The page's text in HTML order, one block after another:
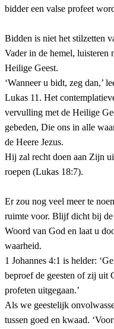
bidder een valse profeet
Bidden is niet het stilzetten
Vader in de hemel, luisteren
Heilige Geest.
‘Wanneer u bidt, zeg dan,’
Lukas 11. Het
vervulling met de Heilige
gebeden, Die ons in alle
de Heere Jezus.
Hij zal recht doen aan Zijn
roepen (Lukas 18:7).
Er zou nog veel meer te
ruimte voor. Blijf dicht bij de
Woord van God en laat u
waarheid.
1 Johannes 4:1 is helder:
beproef de geesten of zij uit
profeten uitgegaan.’
Als we geestelijk
tussen goed en kwaad.